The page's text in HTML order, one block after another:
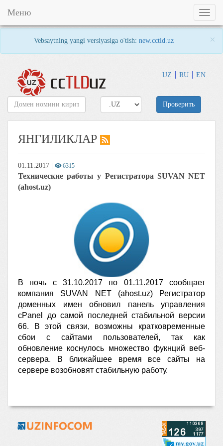
Vebsaytning yangi versiyasiga o'tish: new.cctld.uz ×
UZ RU EN
Toggle
Меню
Проверить
ЯНГИЛИКЛАР
01.11.2017 6315
Технические работы у Регистратора SUVAN NET
(ahost.uz)
В ночь с 31.10.2017 по 01.11.2017 сообщает
компания SUVAN NET (ahost.uz) Региcтратор
доменных имен обновил панель управления
cPanel до самой последней стабильной версии
66. В этой связи, возможны кратковременные
сбои с сайтами пользователей, так как
обновление коснулось множество фукнций веб-
сервера. В ближайшее время все сайты на
сервере возобновят стабильную работу.